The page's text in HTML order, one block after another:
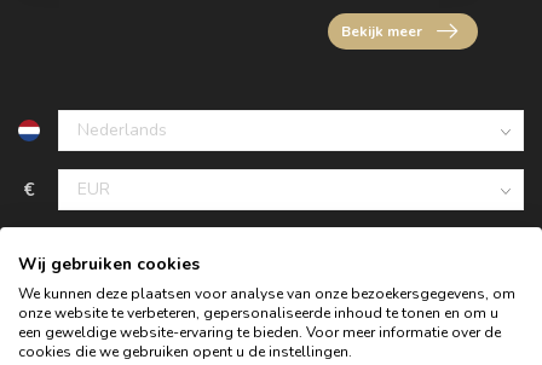
Bekijk meer
€
Wij gebruiken cookies
We kunnen deze plaatsen voor analyse van onze bezoekersgegevens, om
onze website te verbeteren, gepersonaliseerde inhoud te tonen en om u
een geweldige website-ervaring te bieden. Voor meer informatie over de
cookies die we gebruiken opent u de instellingen.